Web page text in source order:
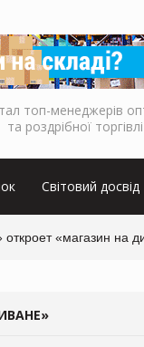
топ-менеджерів
та роздрібної торгівлі
Світовий досвід
откроет «магазин на